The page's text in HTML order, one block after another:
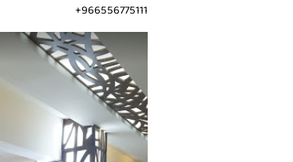
966556775111+